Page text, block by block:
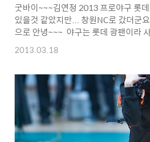
굿바이~~~김연정 2013 프로야구 롯
있을것 같았지만... 창원NC로 갔더군
으로 안녕~~~ 야구는 롯데 광팬이라
가 없고... 아마도 내년 창원 LG 농구단
볼 수 있겠군요.... 이번 시즌 농구장에
에서 멋진 응원해주세요... 참...롯데랑
ㅋ Copyright 2012. toodur2 All
without permission.
pic..
2013.03.18